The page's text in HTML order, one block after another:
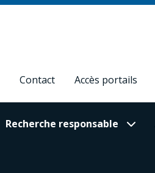
Contact Accès portails
Recherche responsable